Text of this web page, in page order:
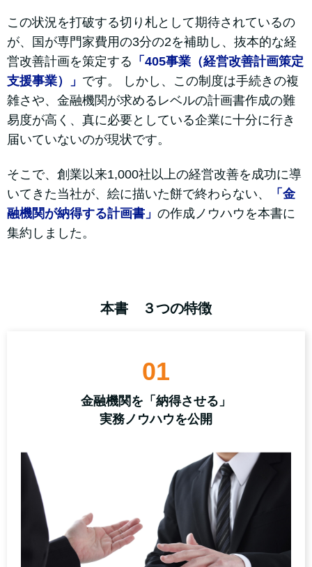
この状況を打破する切り札として期待されているの
が、国が専門家費用の3分の2を補助し、抜本的な経
営改善計画を策定する 「405事業（経営改善計画策定
支援事業）」 です。 しかし、この制度は手続きの複
雑さや、金融機関が求めるレベルの計画書作成の難
易度が高く、真に必要としている企業に十分に行き
届いていないのが現状です。
そこで、創業以来1,000社以上の経営改善を成功に導
いてきた当社が、絵に描いた餅で終わらない、
「金
融機関が納得する計画書」 の作成ノウハウを本書に
集約しました。
本書 ３つの特徴
01
金融機関を「納得させる」
実務ノウハウを公開